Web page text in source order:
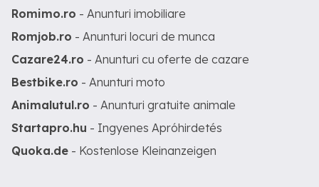
Romimo.ro - Anunturi imobiliare
Romjob.ro - Anunturi locuri de munca
Cazare24.ro - Anunturi cu oferte de cazare
Bestbike.ro - Anunturi moto
Animalutul.ro - Anunturi gratuite animale
Startapro.hu - Ingyenes Apróhirdetés
Quoka.de - Kostenlose Kleinanzeigen